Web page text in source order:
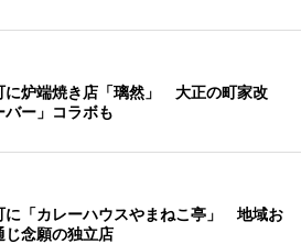
に炉端焼き店「璃然」 大正の町家改
バー」コラボも
に「カレーハウスやまねこ亭」 地域お
じ念願の独立店